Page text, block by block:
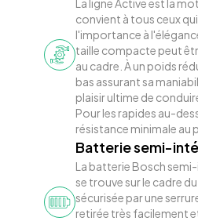
La ligne Active est la
convient à tous ceux
l'importance à
taille compacte peut
au cadre. À un poids
bas assurant sa
plaisir ultime de
Pour les rapides au-
résistance minimale au
Batterie semi-
La batterie Bosch
se trouve sur le cadre
sécurisée par une
retirée très facilement